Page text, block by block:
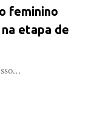
feminino
etapa de